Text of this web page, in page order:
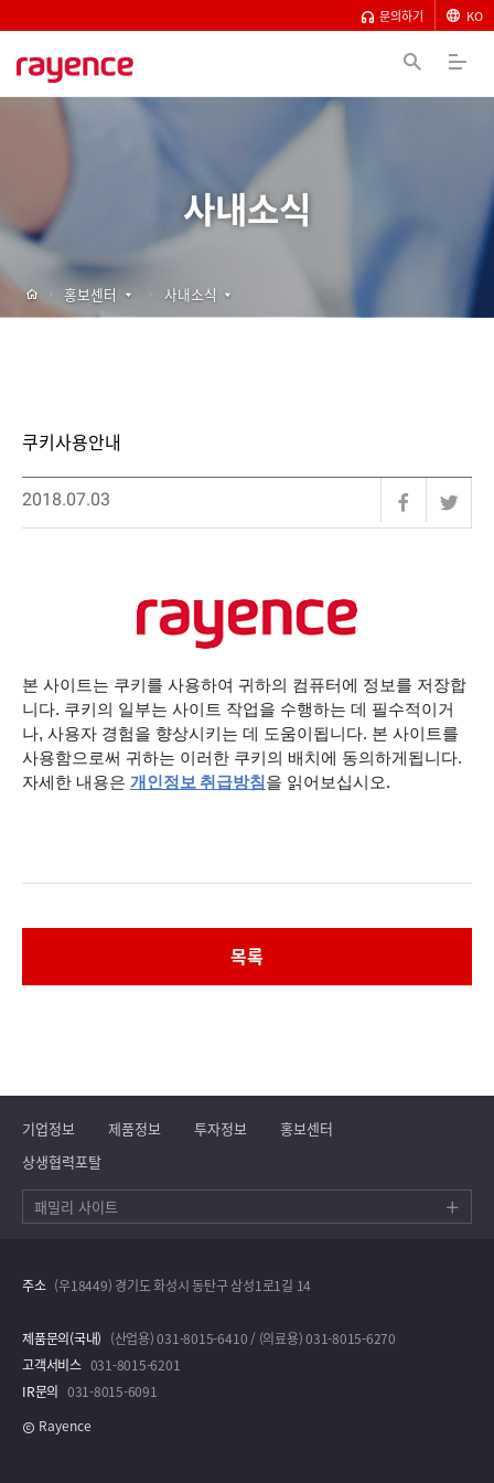
문의하기 KO
사내소식
쿠키사용안내
2018.07.03
본 사이트는 쿠키를 사용하여 귀하의 컴퓨터에 정보를 저장합
니다. 쿠키의 일부는 사이트 작업을 수행하는 데 필수적 이거
나, 사용자 경험을 향상시키는 데 도움이됩니다. 본 사이트를
사용함으로써 귀하는 이러한 쿠키의 배치에 동의하게됩니다.
자세한 내용은 개인정보 취급방침 을 읽어보십시오.
목록
기업정보 제품정보 투자정보
홍보센터
상생협력포탈
패밀리 사이트
주소 (우18449) 경기도 화성시 동탄구 삼성1로1길 14
제품문의(국내) (산업용) 031-8015-6410 / (의료용) 031-8015-6270
고객서비스 031-8015-6201
IR문의 031-8015-6091
Rayence